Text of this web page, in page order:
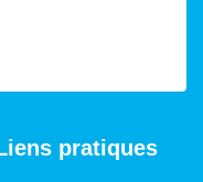
pratiques